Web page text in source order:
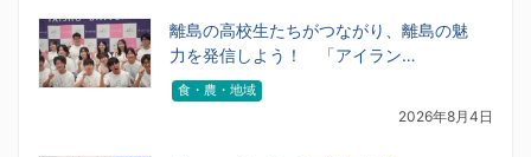
離島の高校生たちがつながり、離島の魅
力を発信しよう！ 「アイラン…
食・農・地域
2026年8月4日